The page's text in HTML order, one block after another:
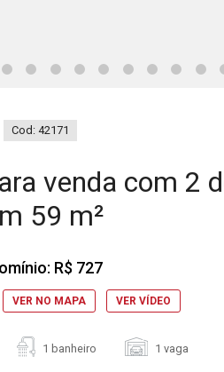
Cod: 42171
venda com 2
59 m²
R$ 727
VER NO MAPA VER VÍDEO
1 banheiro 1 vaga